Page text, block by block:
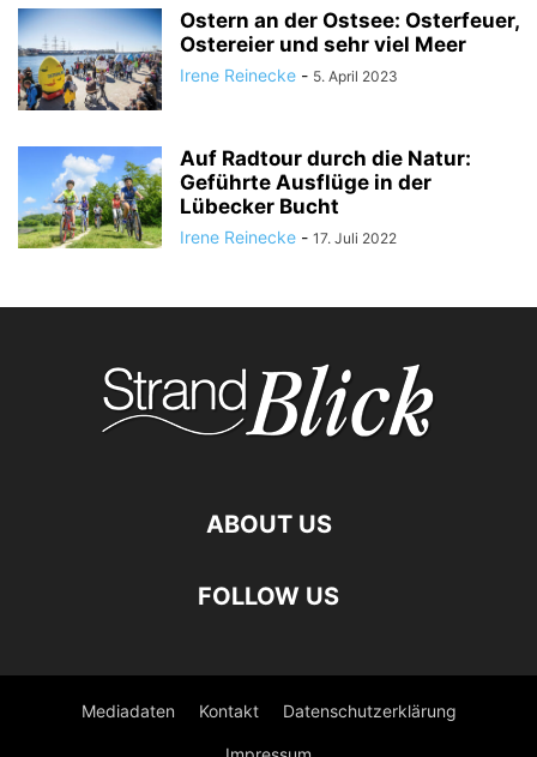
Ostern an der Ostsee: Osterfeuer,
Ostereier und sehr viel Meer
Irene Reinecke - 5. April 2023
Auf Radtour durch die Natur:
Geführte Ausflüge in der
Lübecker Bucht
Irene Reinecke - 17. Juli 2022
ABOUT US
FOLLOW US
Mediadaten Kontakt Datenschutzerklärung